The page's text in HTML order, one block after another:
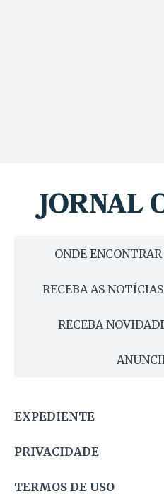
ONDE
RECEBA AS
RECEBA
EXPEDIENTE
PRIVACIDADE
TERMOS DE USO